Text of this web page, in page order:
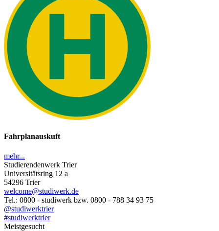
Fahrplanauskuft
mehr...
Studierendenwerk Trier
Universitätsring 12 a
54296 Trier
welcome@studiwerk.de
Tel.: 0800 - studiwerk bzw. 0800 - 788 34 93 75
@studiwerktrier
#studiwerktrier
Meistgesucht